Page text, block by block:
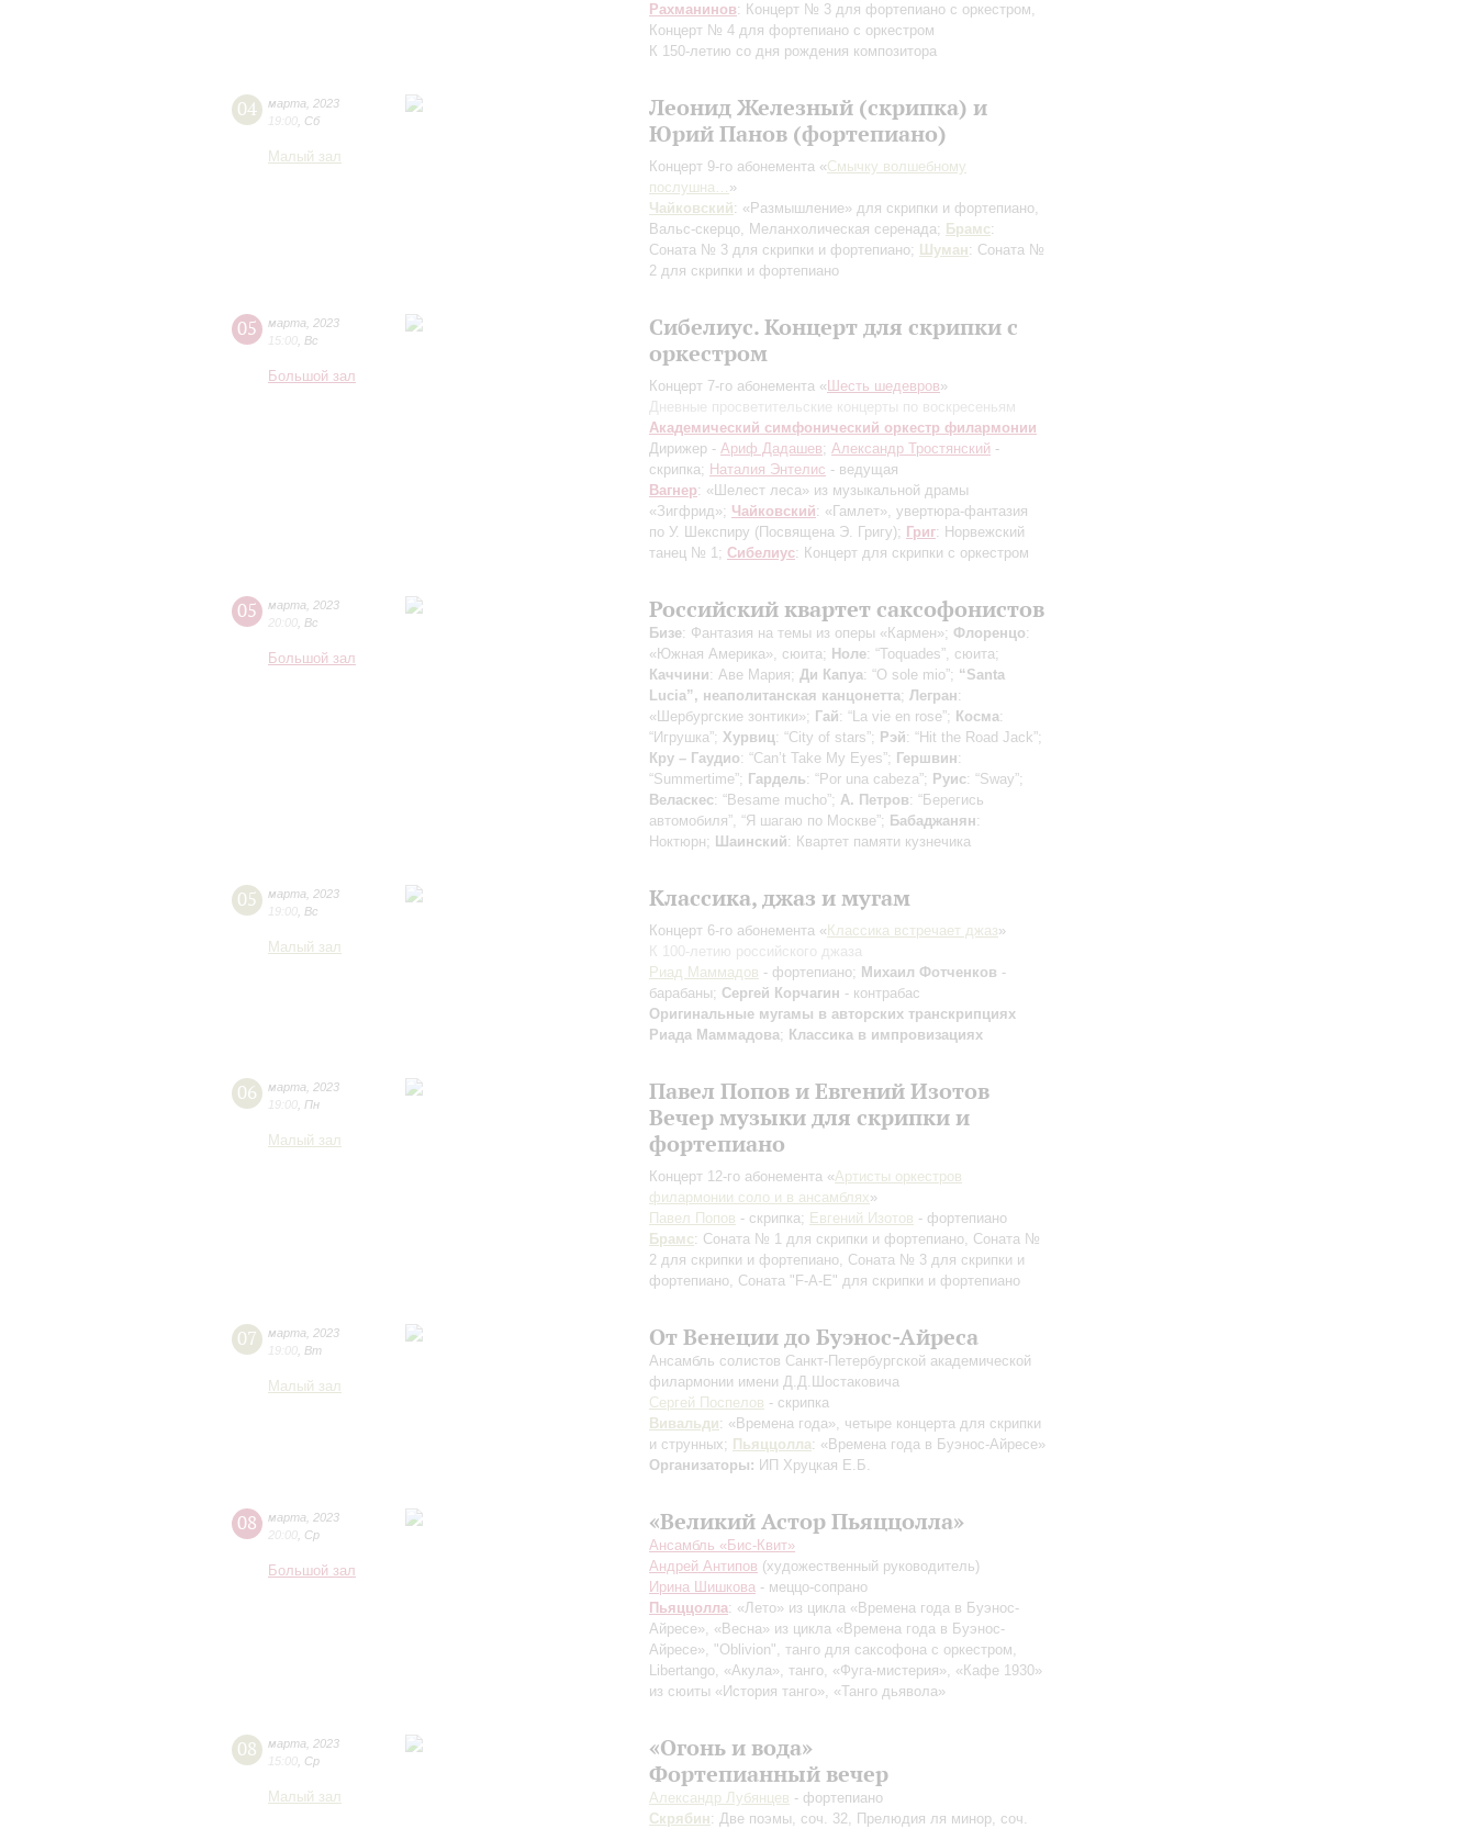
Рахманинов: Концерт № 3 для фортепиано с оркестром,
Концерт № 4 для фортепиано с оркестром
К 150-летию со дня рождения композитора
04 марта
2023
19:00 Сб
Малый зал
Леонид Железный (скрипка) и
Юрий Панов (фортепиано)
Концерт 9-го абонемента «Смычку волшебному
послушна… »
Чайковский: «Размышление» для скрипки и фортепиано,
Вальс-скерцо, Меланхолическая серенада; Брамс:
Соната № 3 для скрипки и фортепиано; Шуман: Соната №
2 для скрипки и фортепиано
05 марта
2023
15:00 Вс
Большой зал
Сибелиус. Концерт для скрипки с
оркестром
Концерт 7-го абонемента « Шесть шедевров»
Дневные просветительские концерты по воскресеньям
Академический симфонический оркестр филармонии
Дирижер - Ариф Дадашев; Александр Тростянский -
скрипка; Наталия Энтелис - ведущая
Вагнер: «Шелест леса» из музыкальной драмы
«Зигфрид»; Чайковский: «Гамлет», увертюра-фантазия
по У. Шекспиру (Посвящена Э. Григу); Григ: Норвежский
танец № 1; Сибелиус: Концерт для скрипки с оркестром
05 марта
2023
20:00 Вс
Большой зал
Российский квартет саксофонистов
Бизе: Фантазия на темы из оперы «Кармен»; Флоренцо:
«Южная Америка», сюита; Ноле: “Toquades”, сюита;
Каччини: Аве Мария; Ди Капуа: “O sole mio”; “Santa
Lucia”, неаполитанская канцонетта; Легран:
«Шербургские зонтики»; Гай: “La vie en rose”; Косма:
“Игрушка”; Хурвиц: “City of stars”; Рэй: “Hit the Road Jack”;
Кру – Гаудио: “Сan’t Take My Eyes”; Гершвин:
“Summertime”; Гардель: “Por una cabeza”; Руис: “Sway”;
Веласкес: “Besame mucho”; А. Петров: “Берегись
автомобиля”, “Я шагаю по Москве”; Бабаджанян:
Ноктюрн; Шаинский: Квартет памяти кузнечика
05 марта
2023
19:00 Вс
Малый зал
Классика, джаз и мугам
Концерт 6-го абонемента « Классика встречает джаз»
К 100-летию российского джаза
Риад Маммадов - фортепиано; Михаил Фотченков -
барабаны; Сергей Корчагин - контрабас
Оригинальные мугамы в авторских транскрипциях
Риада Маммадова; Классика в импровизациях
06 марта
2023
19:00 Пн
Малый зал
Павел Попов и Евгений Изотов
Вечер музыки для скрипки и
фортепиано
Концерт 12-го абонемента «Артисты оркестров
филармонии соло и в ансамблях»
Павел Попов - скрипка; Евгений Изотов - фортепиано
Брамс: Соната № 1 для скрипки и фортепиано, Соната №
2 для скрипки и фортепиано, Соната № 3 для скрипки и
фортепиано, Соната "F-A-E" для скрипки и фортепиано
07 марта
2023
19:00 Вт
Малый зал
От Венеции до Буэнос-Айреса
Ансамбль солистов Санкт-Петербургской академической
филармонии имени Д.Д.Шостаковича
Сергей Поспелов - скрипка
Вивальди: «Времена года», четыре концерта для скрипки
и струнных; Пьяццолла: «Времена года в Буэнос-Айресе»
Организаторы: ИП Хруцкая Е.Б.
08 марта
2023
20:00 Ср
Большой зал
«Великий Астор Пьяццолла»
Ансамбль «Бис-Квит»
Андрей Антипов (художественный руководитель)
Ирина Шишкова - меццо-сопрано
Пьяццолла: «Лето» из цикла «Времена года в Буэнос-
Айресе», «Весна» из цикла «Времена года в Буэнос-
Айресе», "Oblivion", танго для саксофона с оркестром,
Libertango, «Акула», танго, «Фуга-мистерия», «Кафе 1930»
из сюиты «История танго», «Танго дьявола»
08 марта
2023
15:00 Ср
Малый зал
«Огонь и вода»
Фортепианный вечер
Александр Лубянцев - фортепиано
Скрябин: Две поэмы, соч. 32, Прелюдия ля минор, соч.